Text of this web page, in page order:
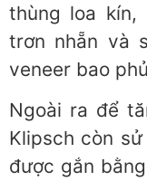
thùng loa kín,
trơn nhẵn và
veneer bao
Ngoài ra để
Klipsch còn
được gắn